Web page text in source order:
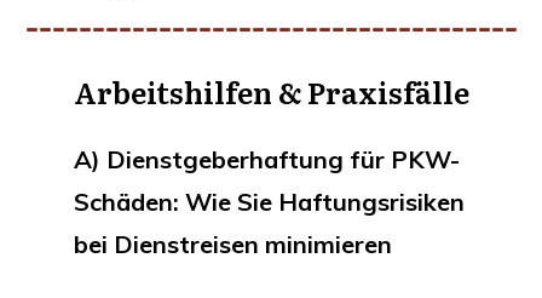
Arbeits­hil­fen &Praxisfälle
A) Dienst­ge­ber­haf­tung für PKW-
Schä­den: Wie Sie Haf­tungs­ri­si­ken
bei Dienst­rei­sen minimieren